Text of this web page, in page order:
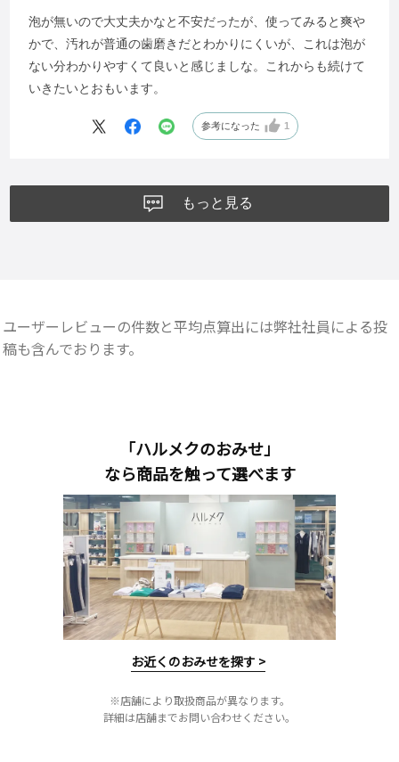
泡が無いので大丈夫かなと不安だったが、使ってみると爽や
かで、汚れが普通の歯磨きだとわかりにくいが、これは泡が
ない分わかりやすくて良いと感じましな。これからも続けて
いきたいとおもいます。
参考になった 1
もっと見る
ユーザーレビューの件数と平均点算出には弊社社員による投
稿も含んでおります。
「ハルメクのおみせ」
なら商品を触って選べます
お近くのおみせを探す >
※店舗により取扱商品が異なります。
詳細は店舗までお問い合わせください。